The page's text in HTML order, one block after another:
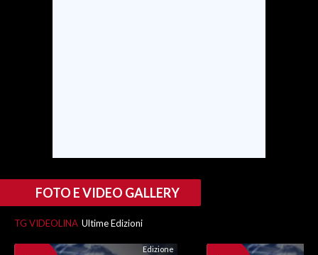
#CARAUNIONE
FOTO E VIDEO GALLERY
TG VIDEOLINA Ultime Edizioni
Edizione